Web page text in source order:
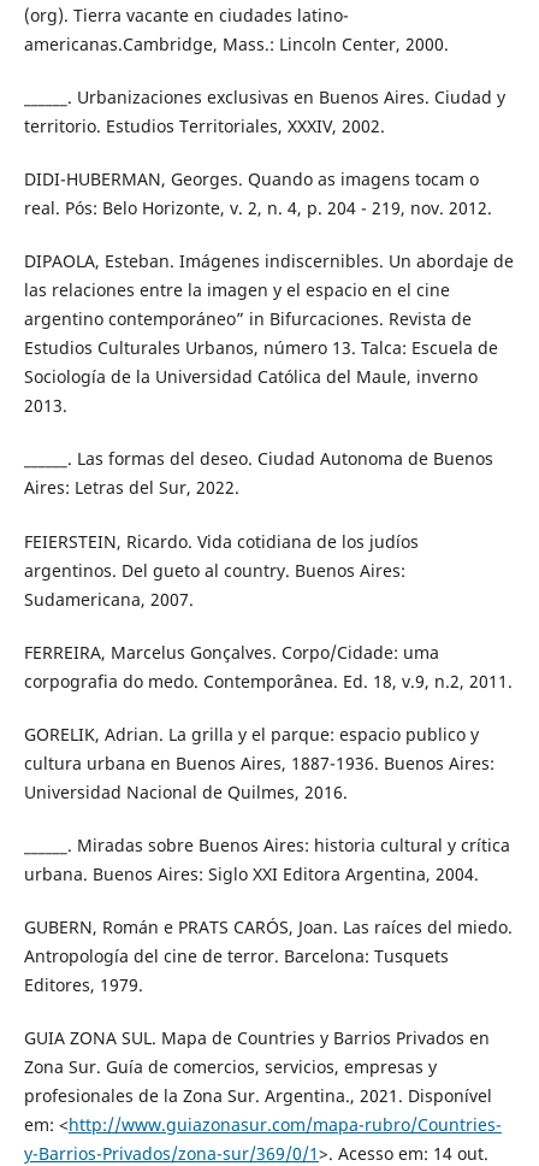
(org). Tierra vacante en ciudades latino-
americanas.Cambridge, Mass.: Lincoln Center, 2000.
______. Urbanizaciones exclusivas en Buenos Aires. Ciudad y
territorio. Estudios Territoriales, XXXIV, 2002.
DIDI-HUBERMAN, Georges. Quando as imagens tocam o
real. Pós: Belo Horizonte, v. 2, n. 4, p. 204 - 219, nov. 2012.
DIPAOLA, Esteban. Imágenes indiscernibles. Un abordaje de
las relaciones entre la imagen y el espacio en el cine
argentino contemporáneo” in Bifurcaciones. Revista de
Estudios Culturales Urbanos, número 13. Talca: Escuela de
Sociología de la Universidad Católica del Maule, inverno
2013.
______. Las formas del deseo. Ciudad Autonoma de Buenos
Aires: Letras del Sur, 2022.
FEIERSTEIN, Ricardo. Vida cotidiana de los judíos
argentinos. Del gueto al country. Buenos Aires:
Sudamericana, 2007.
FERREIRA, Marcelus Gonçalves. Corpo/Cidade: uma
corpografia do medo. Contemporânea. Ed. 18, v.9, n.2, 2011.
GORELIK, Adrian. La grilla y el parque: espacio publico y
cultura urbana en Buenos Aires, 1887-1936. Buenos Aires:
Universidad Nacional de Quilmes, 2016.
______. Miradas sobre Buenos Aires: historia cultural y crítica
urbana. Buenos Aires: Siglo XXI Editora Argentina, 2004.
GUBERN, Román e PRATS CARÓS, Joan. Las raíces del miedo.
Antropología del cine de terror. Barcelona: Tusquets
Editores, 1979.
GUIA ZONA SUL. Mapa de Countries y Barrios Privados en
Zona Sur. Guía de comercios, servicios, empresas y
profesionales de la Zona Sur. Argentina., 2021. Disponível
em: <http://www.guiazonasur.com/mapa-rubro/Countries-
y-Barrios-Privados/zona-sur/369/0/1>. Acesso em: 14 out.